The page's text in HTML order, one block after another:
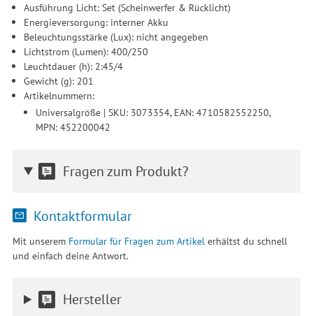
Ausführung Licht: Set (Scheinwerfer & Rücklicht)
Energieversorgung: interner Akku
Beleuchtungsstärke (Lux): nicht angegeben
Lichtstrom (Lumen): 400/250
Leuchtdauer (h): 2:45/4
Gewicht (g): 201
Artikelnummern:
Universalgröße | SKU: 3073354, EAN: 4710582552250,
MPN: 452200042
Fragen zum Produkt?
Kontaktformular
Mit unserem Formular für Fragen zum Artikelerhältst du schnell
und einfach deine Antwort.
Hersteller